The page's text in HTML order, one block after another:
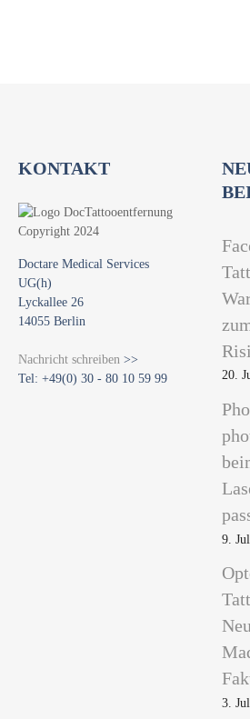
KONTAKT
Doctare Medical Services
UG(h)
Lyckallee 26
14055 Berlin
Nachricht schreiben >>
Tel: +49(0) 30 - 80 10 59 99
20.
9.
3.